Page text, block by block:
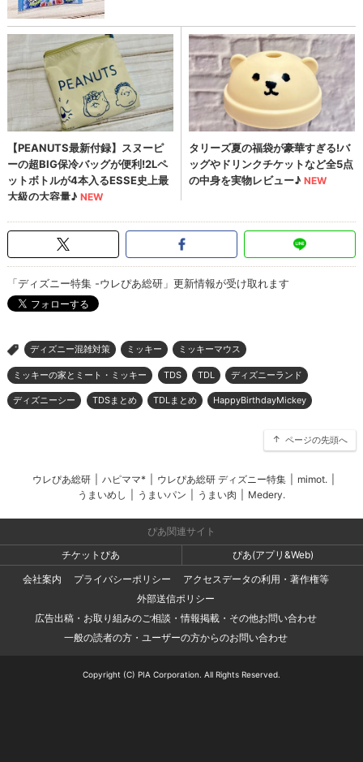
「ディズニー特集 -ウレぴあ総研」更新情報が受け取れます
> ディズニー混雑対策 ミッキー ミッキーマウス
ミッキーの家とミート・ミッキー TDS TDL ディズニーランド
ディズニーシー TDSまとめ TDLまとめ HappyBirthdayMickey
ページの先頭へ
ウレぴあ総研 ハピママ* ウレぴあ総研 ディズニー特集 mimot.
うまいめし
うまいパン うまい肉 Medery.
ぴあ関連サイト
チケットぴあ
ぴあ(アプリ&Web)
会社案内
プライバシーポリシー
アクセスデータの利用・著作権等
外部送信ポリシー
広告出稿・お取り組みのご相談・情報掲載・その他お問い合わせ
一般の読者の方・ユーザーの方からのお問い合わせ
Copyright (C) PIA Corporation. All Rights Reserved.